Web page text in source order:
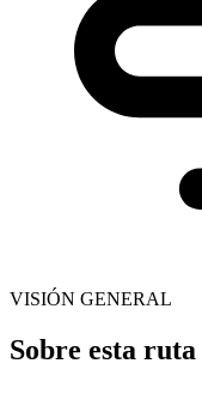
VISIÓN GENERAL
Sobre esta ruta